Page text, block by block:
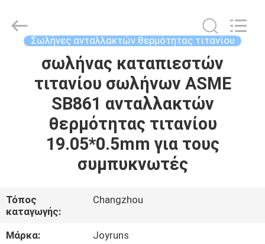
ΠΡΟΪΟΝΤΑ
ΠΕΡΙΠΟΥ
ΓΎΡΟΣ
ΕΡΓΟΣΤΑΣΊΩΝ
Steel
CO.,LTD.
Σωλήνες ανταλλακτών θερμότητας τιτανίου
σωλήνας καταπιεστών
τιτανίου σωλήνων ASME
SB861 ανταλλακτών
θερμότητας τιτανίου
19.05*0.5mm για τους
συμπυκνωτές
Τόπος
καταγωγής:
Changzhou
Μάρκα:
Joyruns